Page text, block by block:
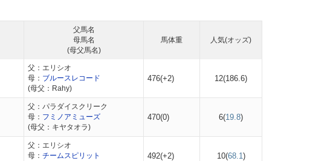
父馬名
母馬名
(母父馬名)
馬体重 人気(オッズ)
父：エリシオ
母： ブルースレコード
(母父：Rahy)
476(+2) 12(186.6)
父：パラダイスクリーク
母： フミノアミューズ
(母父：キヤタオラ)
470(0) 6(19.8)
父：エリシオ
母： チームスピリット
492(+2) 10(68.1)